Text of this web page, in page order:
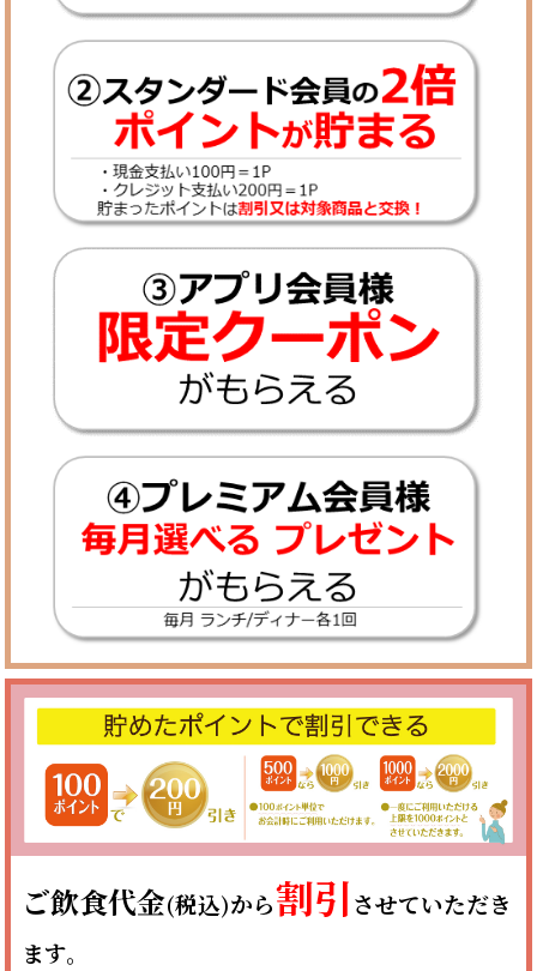
ご飲食代金(税込)から割引させていただき
ます。